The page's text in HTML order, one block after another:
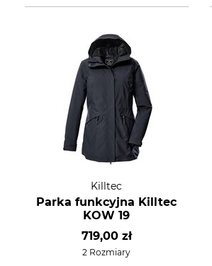
Killtec
Parka funkcyjna Killtec
KOW 19
719,00 zł
2 Rozmiary